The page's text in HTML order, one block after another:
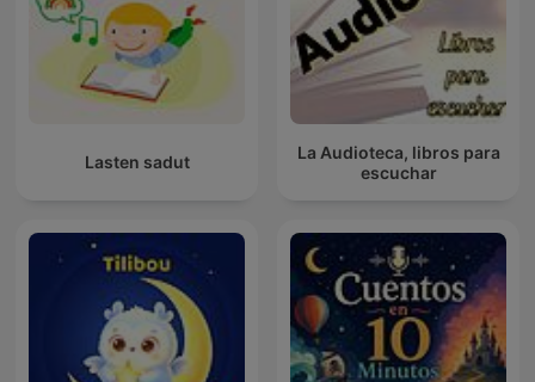
Lasten sadut
La Audioteca, libros para
escuchar